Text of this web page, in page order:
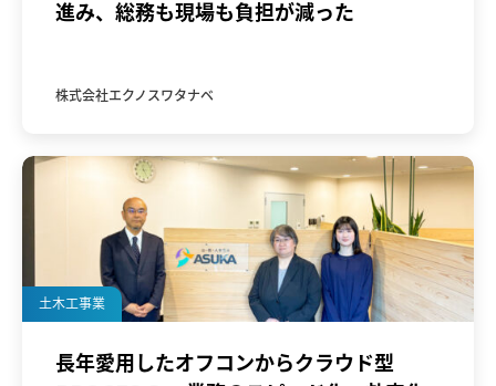
進み、総務も現場も負担が減った
株式会社エクノスワタナベ
土木工事業
長年愛用したオフコンからクラウド型